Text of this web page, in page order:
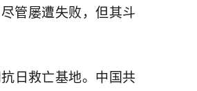
管屡遭失败，但其斗
日救亡基地。中国共